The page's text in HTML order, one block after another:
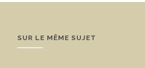
SUR LE MÊME SUJET